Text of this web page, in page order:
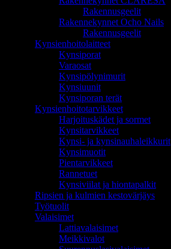
Rakennusgeelit
Rakennekynnet Ocho Nails
Rakennusgeelit
Kynsienhoitolaitteet
Kynsiporat
Varaosat
Kynsipölynimurit
Kynsiuunit
Kynsiporan terät
Kynsienhoitotarvikkeet
Harjoituskädet ja sormet
Kynsitarvikkeet
Kynsi- ja kynsinauhaleikkurit
Kynsimuotit
Pientarvikkeet
Rannetuet
Kynsiviilat ja hiontapalkit
Ripsien ja kulmien kestovärjäys
Työtuolit
Valaisimet
Lattiavalaisimet
Meikkivalot